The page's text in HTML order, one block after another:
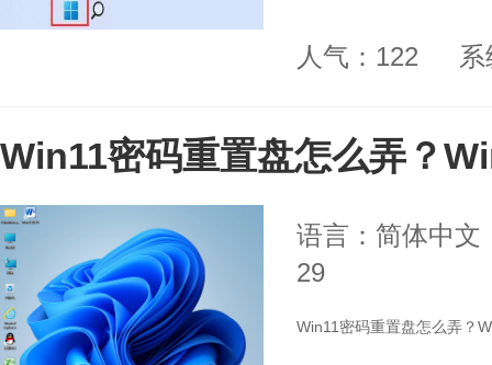
人气：122
Win11密码重置盘怎么弄？
语言：简体中文
29
Win11密码重置盘怎么弄？